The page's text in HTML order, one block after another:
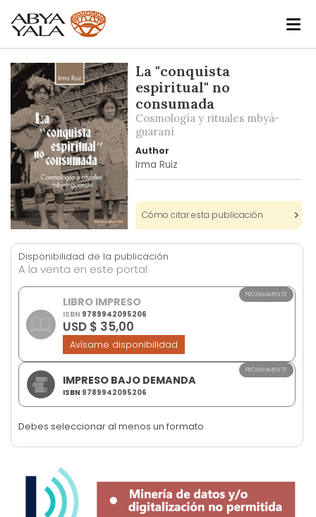
Skip
to
the
end
of
the
images
gallery
to
the
beginning
of
the
images
gallery
La "conquista
espiritual" no
consumada
Cosmología y rituales mbyá-
guaraní
Author
Irma Ruiz
Cómo citar esta publicación
Disponibilidad de la publicación
A la venta en este portal
IMPRESO BAJO DEMANDA
ISBN 9789942095206
PRÓXIMAMENTE
LIBRO IMPRESO
ISBN 9789942095206
PRÓXIMAMENTE
USD $ 35,00
Avísame disponibilidad
Debes seleccionar al menos un formato